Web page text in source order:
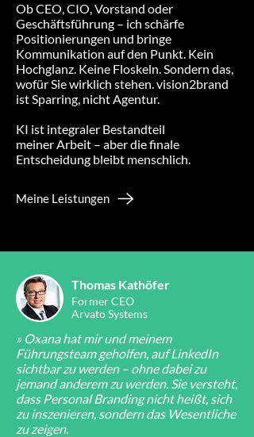
Ob CEO, CIO, Vorstand oder
Geschäftsführung – ich schärfe
Positionierungen und bringe
Kommunikation auf den Punkt. Kein
Hochglanz. Keine Floskeln. Sondern das,
wofür Siewirklich stehen. vision2brand
ist Sparring, nicht Agentur.
KI ist integraler Bestandteil
meinerArbeit – aber die finale
Entscheidung bleibt menschlich.
Meine Leistungen
Thomas Kathöfer
Former CEO
Arvato Systems
» Oxana hat mir und meinem
Führungsteam geholfen, auf LinkedIn
sichtbar zu werden – ohne dabei zu
jemand anderem zu werden. Sie versteht,
dass Personal Branding nicht heißt, sich
zu inszenieren, sondern das Wesentliche
zu zeigen.